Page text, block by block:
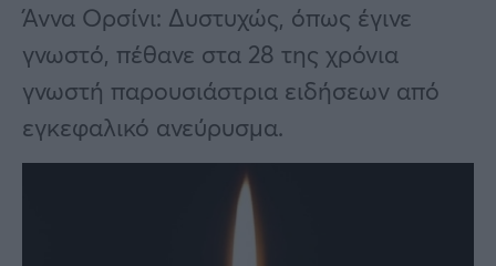
ΕΣΠΑ
Lifestyle
Αθλητικά
Υγεία
Γυναίκα
Άννα Ορσίνι: Δυστυχώς, όπως έγινε
γνωστό, πέθανε στα 28 της χρόνια
γνωστή παρουσιάστρια ειδήσεων από
εγκεφαλικό ανεύρυσμα.